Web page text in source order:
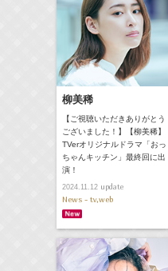
柳美稀
【ご視聴いただきありがとう
ございました！】【柳美稀】
TVerオリジナルドラマ「おっ
ちゃんキッチン」最終回に出
演！
2024.11.12update
News - tv,web